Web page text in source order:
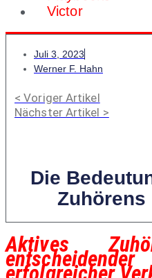
Victor
Juli 3, 2023
Werner F. Hahn
< Voriger Artikel
Nächster Artikel >
Die
Zuhörens
Aktives